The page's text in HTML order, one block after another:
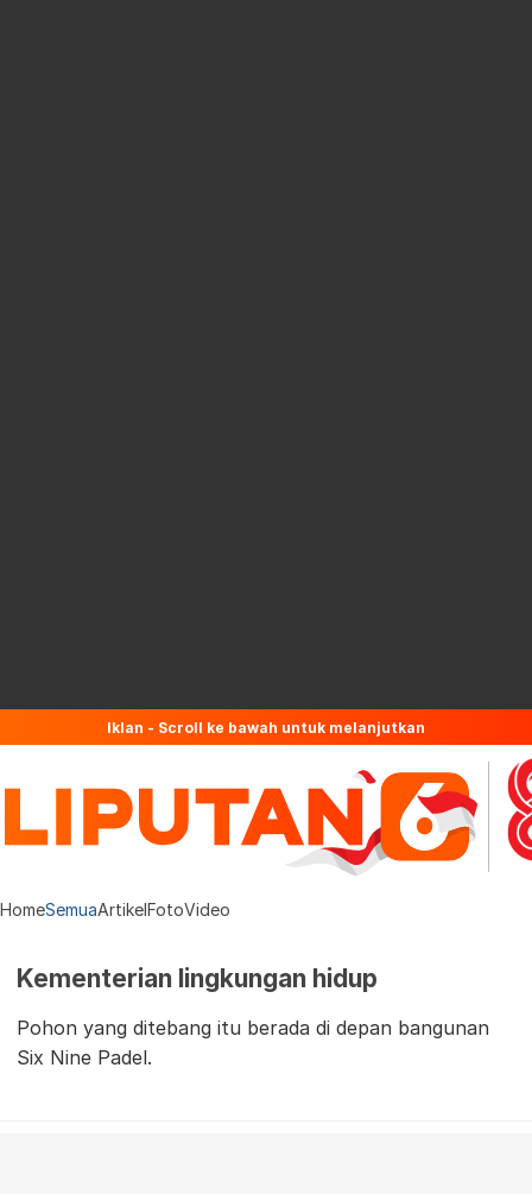
Iklan - Scroll ke bawah untuk melanjutkan
HomeSemuaArtikelFotoVideo
Kementerian lingkungan hidup
Pohon yang ditebang itu berada di depan bangunan
Six Nine Padel.